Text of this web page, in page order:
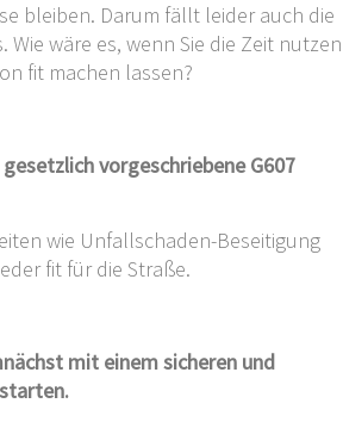
bleiben. Darum fällt leider auch die
wäre es, wenn Sie die Zeit nutzen
fit machen lassen?
gesetzlich vorgeschriebene G607
wie Unfallschaden-Beseitigung
fit für die Straße.
mit einem sicheren und